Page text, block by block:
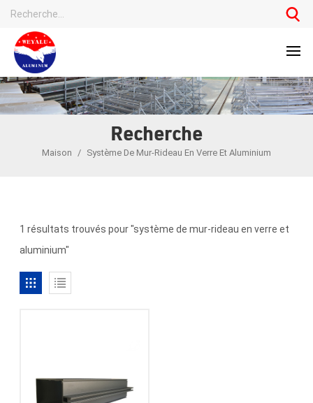
Recherche
Maison / Système De Mur-Rideau En Verre Et Aluminium
1 résultats trouvés pour "système de mur-rideau en verre et
aluminium"